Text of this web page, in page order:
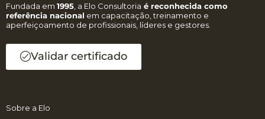
Fundada em 1995 , a Elo Consultoria é reconhecida como
referência nacional em capacitação, treinamento e
aperfeiçoamento de profissionais, líderes e gestores.
Validar certificado
Sobre a Elo